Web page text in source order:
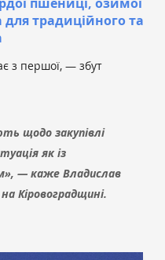
для традиційного та
з першої, — збут
щодо закупівлі
як із
— каже Владислав
Кіровоградщині.